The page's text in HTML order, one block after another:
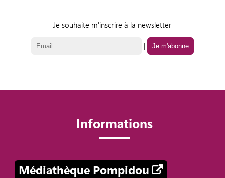
Je souhaite m'inscrire à la newsletter
|
Informations
Médiathèque Pompidou